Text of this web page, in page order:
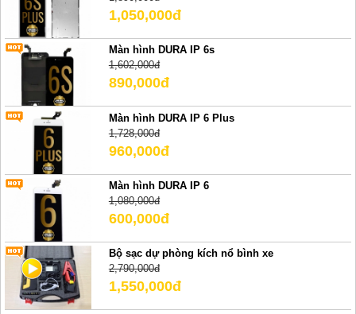
1,050,000đ
Màn hình DURA IP 6s
1,602,000đ
890,000đ
Màn hình DURA IP 6 Plus
1,728,000đ
960,000đ
Màn hình DURA IP 6
1,080,000đ
600,000đ
Bộ sạc dự phòng kích nổ bình xe
2,790,000đ
1,550,000đ